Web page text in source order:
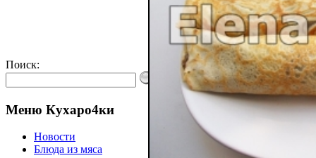
Поиск:
Меню Кухаро4ки
Новости
Блюда из мяса